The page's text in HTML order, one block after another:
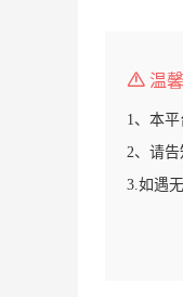
温
1、本
2、请
3.如遇